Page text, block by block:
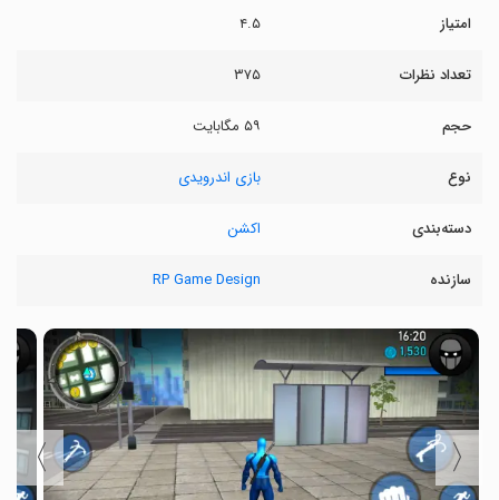
امتیاز ۴.۵
تعداد نظرات ۳۷۵
حجم ۵۹ مگابایت
نوع بازی اندرویدی
دسته‌بندی اکشن
سازنده RP Game Design
〈
〉